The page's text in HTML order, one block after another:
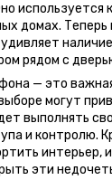
используется
домах.
рядом с
— это
могут
выполнять
и контролю.
интерьер,
эти